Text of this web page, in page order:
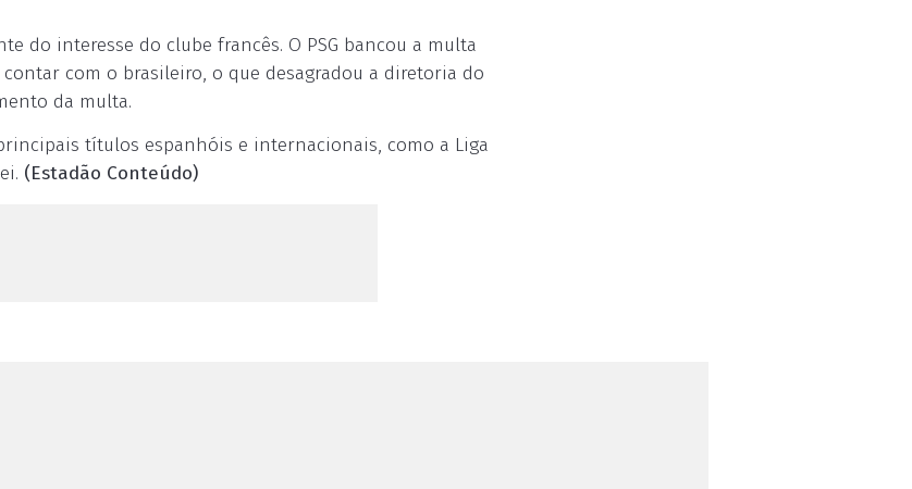
do interesse do clube francês. O PSG bancou a multa
com o brasileiro, o que desagradou a diretoria do
da multa.
títulos espanhóis e internacionais, como a Liga
(Estadão Conteúdo)